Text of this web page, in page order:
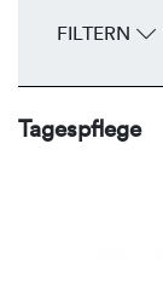
Aktivstoffe, um
FILTERN
Tagespflege